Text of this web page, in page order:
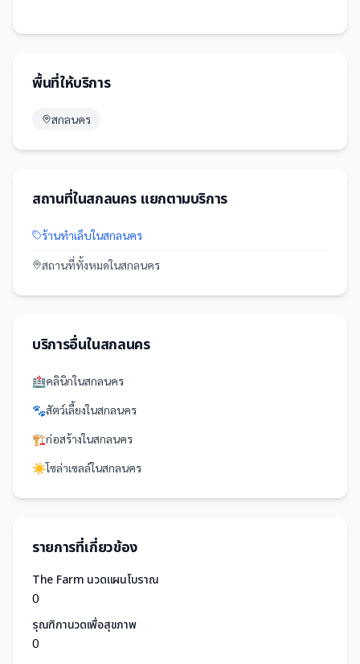
พื้นที่ให้บริการ
สกลนคร
สถานที่ในสกลนครแยกตามบริการ
ร้านทำเล็บในสกลนคร
สถานที่ทั้งหมดในสกลนคร
บริการอื่นในสกลนคร
🏥คลินิกในสกลนคร
🐾สัตว์เลี้ยงในสกลนคร
🏗️ก่อสร้างในสกลนคร
☀️โซล่าเซลล์ในสกลนคร
รายการที่เกี่ยวข้อง
The Farm นวดแผนโบราณ
0
รุณฑิกานวดเพื่อสุขภาพ
0